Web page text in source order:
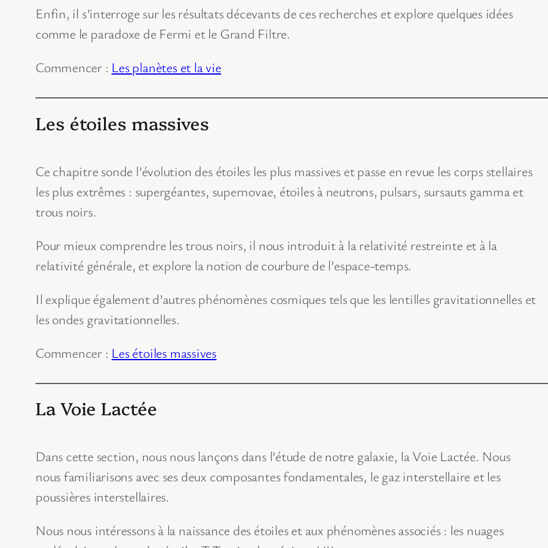
Enfin, il s’interroge sur les résultats décevants de ces recherches et explore quelques idées
comme le paradoxe de Fermi et le Grand Filtre.
Commencer : Les planètes et la vie
Les étoiles massives
Ce chapitre sonde l’évolution des étoiles les plus massives et passe en revue les corps stellaires
les plus extrêmes : supergéantes, supernovae, étoiles à neutrons, pulsars, sursauts gamma et
trous noirs.
Pour mieux comprendre les trous noirs, il nous introduit à la relativité restreinte et à la
relativité générale, et explore la notion de courbure de l’espace-temps.
Il explique également d’autres phénomènes cosmiques tels que les lentilles gravitationnelles et
les ondes gravitationnelles.
Commencer : Les étoiles massives
La Voie Lactée
Dans cette section, nous nous lançons dans l’étude de notre galaxie, la Voie Lactée. Nous
nous familiarisons avec ses deux composantes fondamentales, le gaz interstellaire et les
poussières interstellaires.
Nous nous intéressons à la naissance des étoiles et aux phénomènes associés : les nuages